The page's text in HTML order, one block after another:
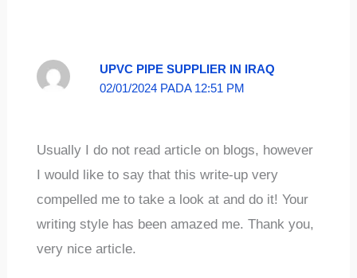
UPVC PIPE SUPPLIER IN IRAQ
02/01/2024 PADA 12:51 PM
Usually I do not read article on blogs, however
I would like to say that this write-up very
compelled me to take a look at and do it! Your
writing style has been amazed me. Thank you,
very nice article.